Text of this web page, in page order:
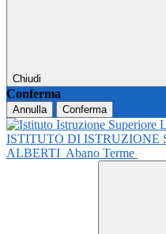
Chiudi
Conferma
Annulla Conferma
ISTITUTO DI ISTRUZIONE
ALBERTI Abano Terme